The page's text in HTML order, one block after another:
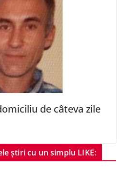
de câteva zile
știri cu un simplu LIKE: